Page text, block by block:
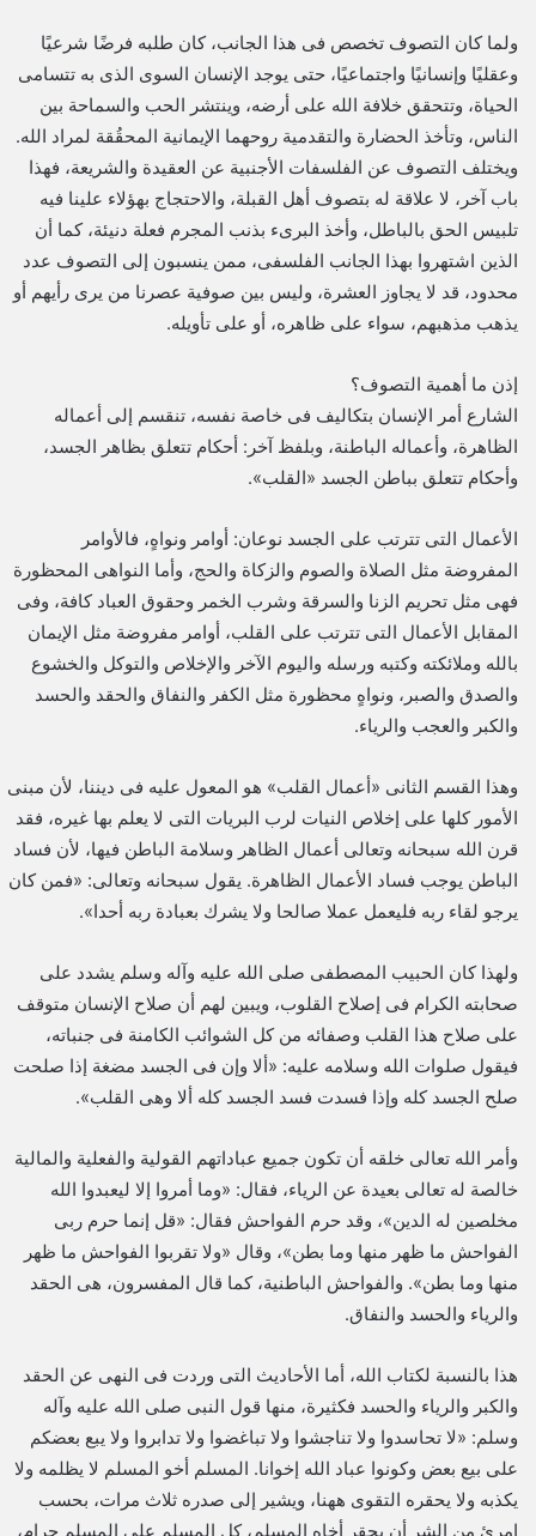
ولما كان التصوف تخصص فى هذا الجانب، كان طلبه فرضًا شرعيًا
وعقليًا وإنسانيًا واجتماعيًا، حتى يوجد الإنسان السوى الذى به تتسامى
الحياة، وتتحقق خلافة الله على أرضه، وينتشر الحب والسماحة بين
الناس، وتأخذ الحضارة والتقدمية روحهما الإيمانية المحقُقة لمراد الله.
ويختلف التصوف عن الفلسفات الأجنبية عن العقيدة والشريعة، فهذا
باب آخر، لا علاقة له بتصوف أهل القبلة، والاحتجاج بهؤلاء علينا فيه
تلبيس الحق بالباطل، وأخذ البرىء بذنب المجرم فعلة دنيئة، كما أن
الذين اشتهروا بهذا الجانب الفلسفى، ممن ينسبون إلى التصوف عدد
محدود، قد لا يجاوز العشرة، وليس بين صوفية عصرنا من يرى رأيهم أو
يذهب مذهبهم، سواء على ظاهره، أو على تأويله.
إذن ما أهمية التصوف؟
الشارع أمر الإنسان بتكاليف فى خاصة نفسه، تنقسم إلى أعماله
الظاهرة، وأعماله الباطنة، وبلفظ آخر: أحكام تتعلق بظاهر الجسد،
وأحكام تتعلق بباطن الجسد «القلب».
الأعمال التى تترتب على الجسد نوعان: أوامر ونواهٍ، فالأوامر
المفروضة مثل الصلاة والصوم والزكاة والحج، وأما النواهى المحظورة
فهى مثل تحريم الزنا والسرقة وشرب الخمر وحقوق العباد كافة، وفى
المقابل الأعمال التى تترتب على القلب، أوامر مفروضة مثل الإيمان
بالله وملائكته وكتبه ورسله واليوم الآخر والإخلاص والتوكل والخشوع
والصدق والصبر، ونواهٍ محظورة مثل الكفر والنفاق والحقد والحسد
والكبر والعجب والرياء.
وهذا القسم الثانى «أعمال القلب» هو المعول عليه فى ديننا، لأن مبنى
الأمور كلها على إخلاص النيات لرب البريات التى لا يعلم بها غيره، فقد
قرن الله سبحانه وتعالى أعمال الظاهر وسلامة الباطن فيها، لأن فساد
الباطن يوجب فساد الأعمال الظاهرة. يقول سبحانه وتعالى: «فمن كان
يرجو لقاء ربه فليعمل عملا صالحا ولا يشرك بعبادة ربه أحدا».
ولهذا كان الحبيب المصطفى صلى الله عليه وآله وسلم يشدد على
صحابته الكرام فى إصلاح القلوب، ويبين لهم أن صلاح الإنسان متوقف
على صلاح هذا القلب وصفائه من كل الشوائب الكامنة فى جنباته،
فيقول صلوات الله وسلامه عليه: «ألا وإن فى الجسد مضغة إذا صلحت
صلح الجسد كله وإذا فسدت فسد الجسد كله ألا وهى القلب».
وأمر الله تعالى خلقه أن تكون جميع عباداتهم القولية والفعلية والمالية
خالصة له تعالى بعيدة عن الرياء، فقال: «وما أمروا إلا ليعبدوا الله
مخلصين له الدين»، وقد حرم الفواحش فقال: «قل إنما حرم ربى
الفواحش ما ظهر منها وما بطن»، وقال «ولا تقربوا الفواحش ما ظهر
منها وما بطن». والفواحش الباطنية، كما قال المفسرون، هى الحقد
والرياء والحسد والنفاق.
هذا بالنسبة لكتاب الله، أما الأحاديث التى وردت فى النهى عن الحقد
والكبر والرياء والحسد فكثيرة، منها قول النبى صلى الله عليه وآله
وسلم: «لا تحاسدوا ولا تناجشوا ولا تباغضوا ولا تدابروا ولا يبع بعضكم
على بيع بعض وكونوا عباد الله إخوانا. المسلم أخو المسلم لا يظلمه ولا
يكذبه ولا يحقره التقوى ههنا، ويشير إلى صدره ثلاث مرات، بحسب
امرئ من الشر أن يحقر أخاه المسلم، كل المسلم على المسلم حرام،